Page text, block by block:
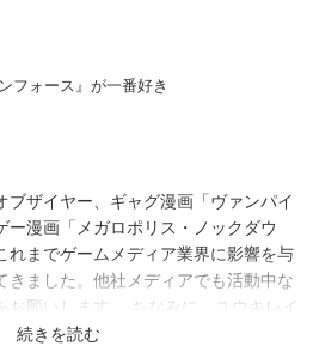
フォース』が一番好き
ザイヤー、ギャグ漫画「ヴァンパイ
ー漫画「メガロポリス・ノックダウ
れまでゲームメディア業界に影響を与
きました。他社メディアでも活動中な
お願いします。 ちなみに、ユウキレイ
ほろば小町ハルヒノさん」（まんが
続きを読む